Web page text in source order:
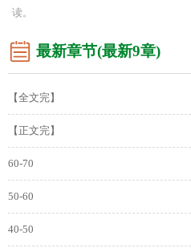
读。
最新章节(最新9章)
【全文完】
【正文完】
60-70
50-60
40-50